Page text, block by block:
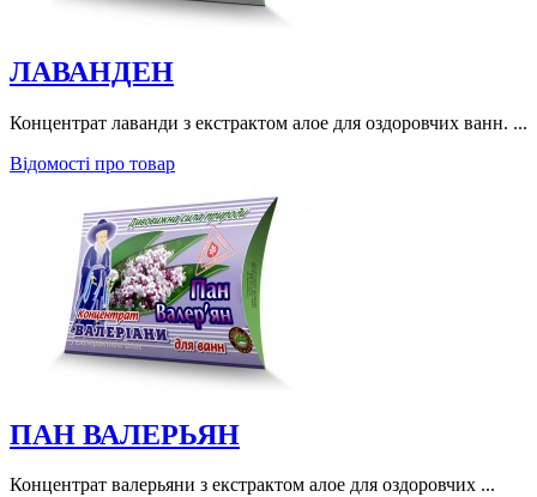
ЛАВАНДЕН
Концентрат лаванди з екстрактом алое для оздоровчих ванн. ...
Відомості про товар
ПАН ВАЛЕРЬЯН
Концентрат валерьяни з екстрактом алое для оздоровчих ...